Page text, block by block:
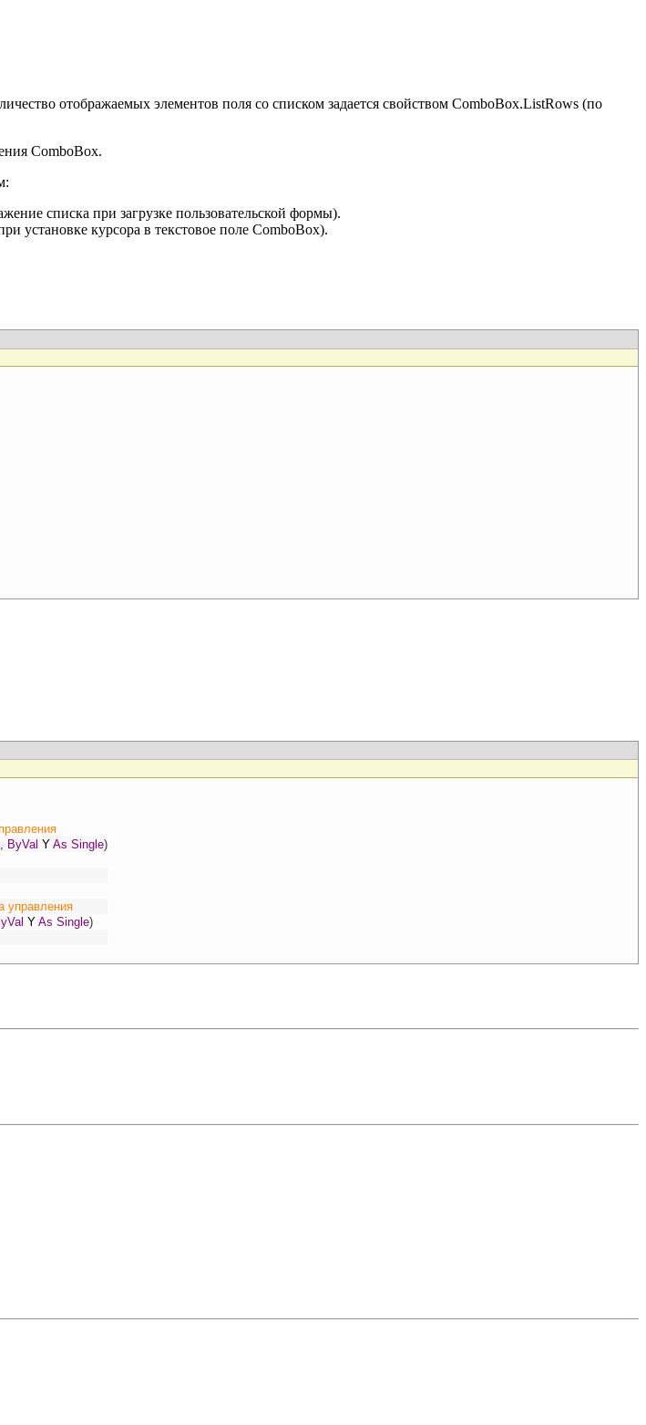
отображаемых элементов поля со списком задается свойством ComboBox.ListRows (по
ComboBox.
списка при загрузке пользовательской формы).
установке курсора в текстовое поле ComboBox).
ByVal Y As Single)
управления
Y As Single)